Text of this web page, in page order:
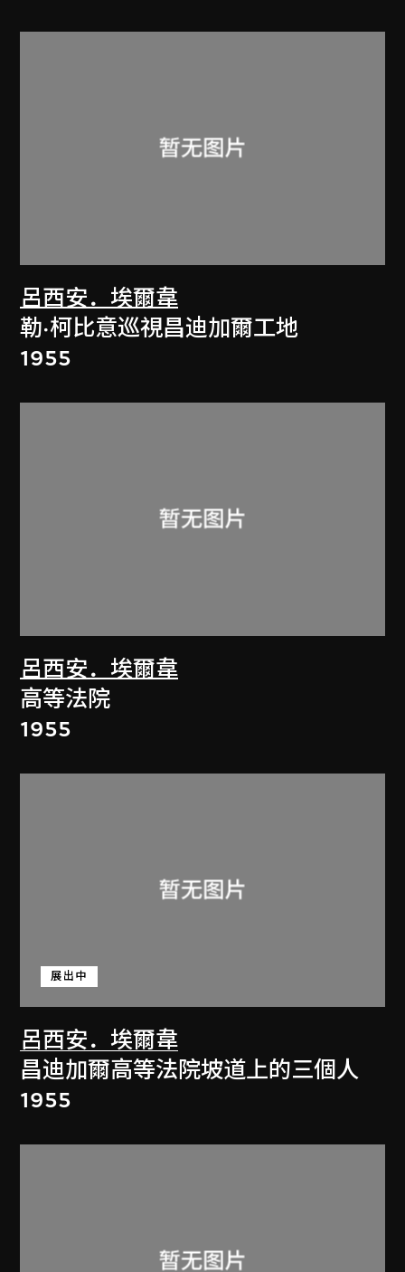
呂西安．埃爾韋
勒·柯比意巡視昌迪加爾工地
1955
呂西安．埃爾韋
高等法院
1955
呂西安．埃爾韋
展出中
昌迪加爾高等法院坡道上的三個人
1955